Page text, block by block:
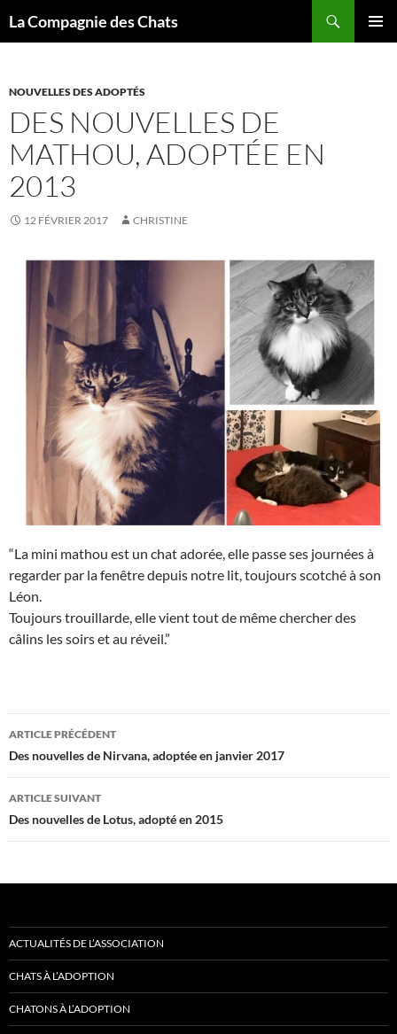
La Compagnie des Chats
NOUVELLES DES ADOPTÉS
DES NOUVELLES DE
MATHOU, ADOPTÉE EN
2013
12 FÉVRIER 2017 CHRISTINE
“La mini mathou est un chat adorée, elle passe ses journées à
regarder par la fenêtre depuis notre lit, toujours scotché à son
Léon.
Toujours trouillarde, elle vient tout de même chercher des
câlins les soirs et au réveil.”
Navigation
des
articles
ARTICLE PRÉCÉDENT
Des nouvelles de Nirvana, adoptée en janvier 2017
ARTICLE SUIVANT
Des nouvelles de Lotus, adopté en 2015
ACTUALITÉS DE L’ASSOCIATION
CHATS À L’ADOPTION
CHATONS À L’ADOPTION